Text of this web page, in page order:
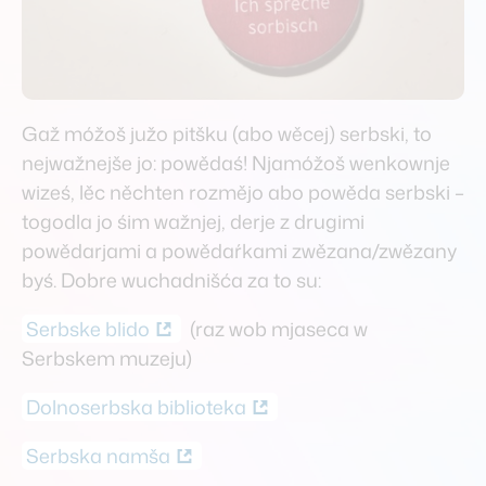
mjazystaw
Team & Gremien
team & gremiuma
Downloads
downloady
English
engelski
Gaž móžoš južo pitšku (abo wěcej) serbski, to
nejwažnejše jo: powědaś! Njamóžoš wenkownje
wiześ, lěc něchten rozmějo abo powěda serbski –
togodla jo śim wažnjej, derje z drugimi
powědarjami a powědaŕkami zwězana/zwězany
byś. Dobre wuchadnišća za to su:
Serbske blido
(raz wob mjaseca w
Serbskem muzeju)
Dolnoserbska biblioteka
Serbska namša